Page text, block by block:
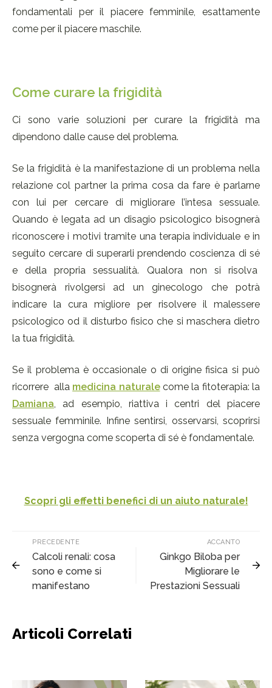
fondamentali per il piacere femminile, esattamente
come per il piacere maschile.
Come curare la frigidità
Ci sono varie soluzioni per curare la frigidità ma
dipendono dalle cause del problema.
Se la frigidità è la manifestazione di un problema nella
relazione col partner la prima cosa da fare è parlarne
con lui per cercare di migliorare l’intesa sessuale.
Quando è legata ad un disagio psicologico bisognerà
riconoscere i motivi tramite una terapia individuale e in
seguito cercare di superarli prendendo coscienza di sé
e della propria sessualità. Qualora non si risolva
bisognerà rivolgersi ad un ginecologo che potrà
indicare la cura migliore per risolvere il malessere
psicologico od il disturbo fisico che si maschera dietro
la tua frigidità.
Se il problema è occasionale o di origine fisica si può
ricorrere alla medicina naturalecome la fitoterapia: la
Damiana, ad esempio, riattiva i centri del piacere
sessuale femminile. Infine sentirsi, osservarsi, scoprirsi
senza vergogna come scoperta di sé è fondamentale.
Scopri gli effetti benefici di un aiuto naturale!
PRECEDENTE
Calcoli renali: cosa
sono e come si
manifestano
ACCANTO
Ginkgo Biloba per
Migliorare le
Prestazioni Sessuali
Articoli Correlati